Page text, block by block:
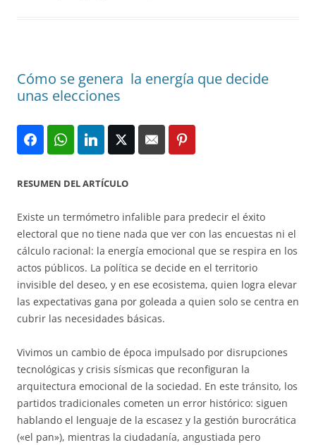
Cómo se genera la energía que decide
unas elecciones
RESUMEN DEL ARTÍCULO
Existe un termómetro infalible para predecir el éxito
electoral que no tiene nada que ver con las encuestas ni el
cálculo racional: la energía emocional que se respira en los
actos públicos. La política se decide en el territorio
invisible del deseo, y en ese ecosistema, quien logra elevar
las expectativas gana por goleada a quien solo se centra en
cubrir las necesidades básicas.
Vivimos un cambio de época impulsado por disrupciones
tecnológicas y crisis sísmicas que reconfiguran la
arquitectura emocional de la sociedad. En este tránsito, los
partidos tradicionales cometen un error histórico: siguen
hablando el lenguaje de la escasez y la gestión burocrática
(«el pan»), mientras la ciudadanía, angustiada pero